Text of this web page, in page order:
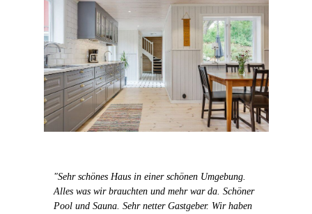
"Sehr schönes Haus in einer schönen Umgebung.
Alles was wir brauchten und mehr war da. Schöner
Pool und Sauna. Sehr netter Gastgeber. Wir haben